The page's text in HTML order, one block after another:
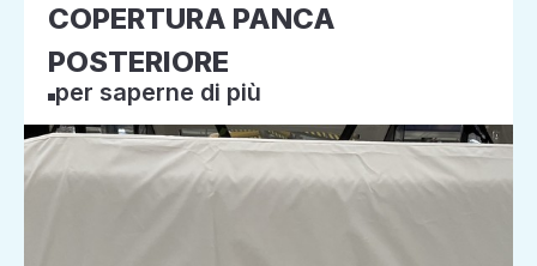
COPERTURA PANCA
POSTERIORE
per saperne di più